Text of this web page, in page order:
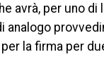
avrà, per uno di
analogo
la firma per